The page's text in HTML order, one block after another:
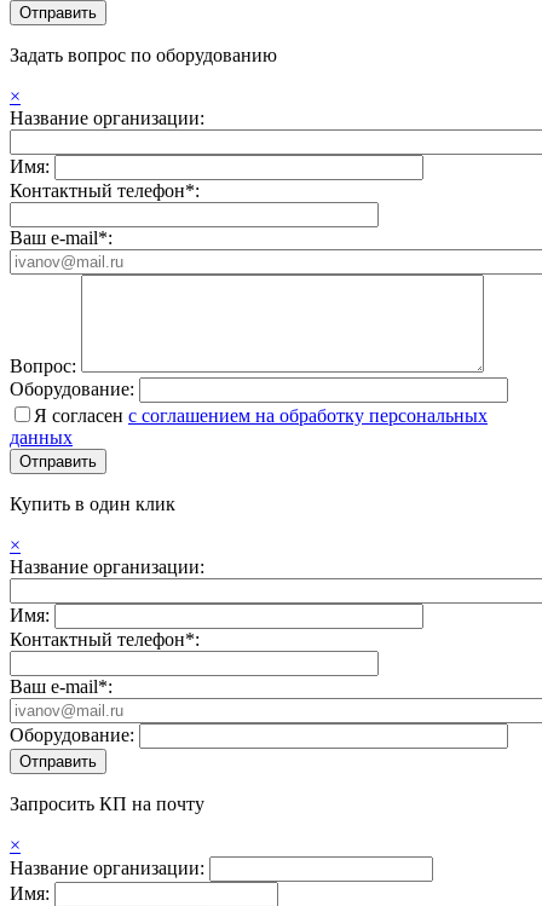
Задать вопрос по оборудованию
×
Название организации:
Имя:
Контактный телефон*:
Ваш e-mail*:
Вопрос:
Оборудование:
Я согласен с соглашением на обработку персональных
данных
Купить в один клик
×
Название организации:
Имя:
Контактный телефон*:
Ваш e-mail*:
Оборудование:
Запросить КП на почту
×
Название организации:
Имя: